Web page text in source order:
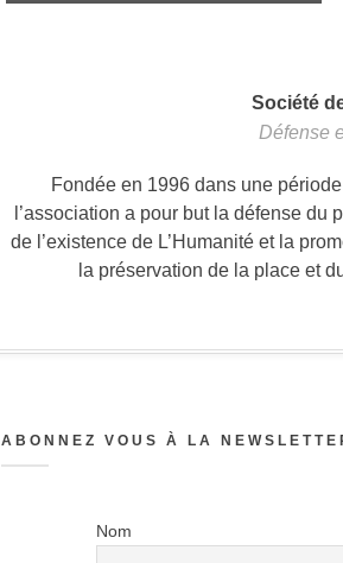
Société
Défense
Fondée en 1996 dans une
l’association a pour but la défense
de l’existence de L’Humanité et la
la préservation de la place et
ABONNEZ VOUS À LA
Nom